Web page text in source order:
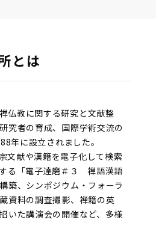
とは
仏教に関する研究と文献整
究者の育成、国際学術交流の
年に設立されました。
文献や漢籍を電子化して検索
る「電子達磨＃３ 禅語漢語
築、シンポジウム・フォーラ
資料の調査撮影、禅籍の英
いた講演会の開催など、多様